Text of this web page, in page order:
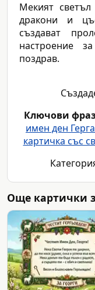
Мекият
дракони и
създават
настроение
поздрав.
Ключови
имен ден
картичка със
Още картички